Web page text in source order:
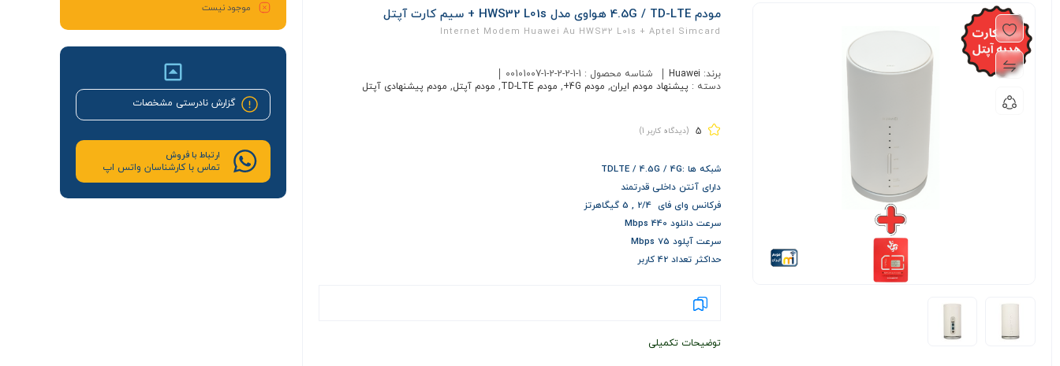
مودم 4.5G / TD-LTE هواوی مدل HWS32 L01s + سیم کارت آپتل
Internet Modem Huawei Au HWS32 L01s + Aptel Simcard
برند: Huawei شناسه محصول : 00101007-1-2-2-2-1-1
دسته : پیشنهاد مودم ایران, مودم 4G+ , مودم TD-LTE , مودم آپتل, مودم پیشنهادی آپتل
5 (دیدگاه کاربر 1
)
شبکه ها :TDLTE / 4.5G / 4G
دارای آنتن داخلی قدرتمند
فرکانس وای فای 2/4 , 5 گیگاهرتز
سرعت دانلود 440 Mbps
سرعت آپلود 75 Mbps
حداکثر تعداد 42 کاربر
توضیحات تکمیلی
موجود نیست
گزارش نادرستی مشخصات
ارتباط با فروش
تماس با کارشناسان واتس اپ